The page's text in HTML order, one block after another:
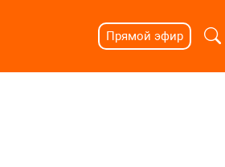
Прямой эфир